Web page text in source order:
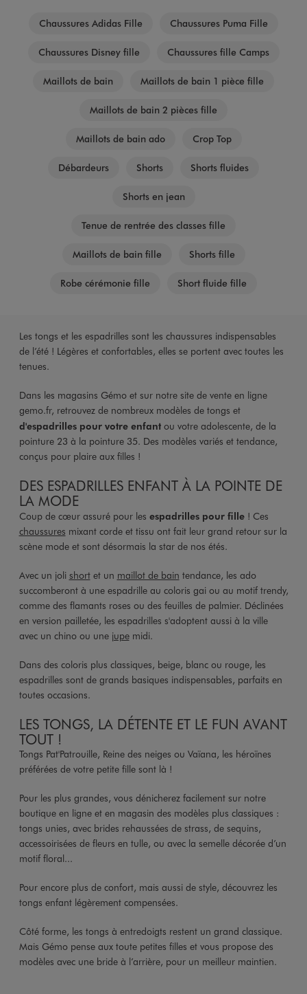
Chaussures Adidas Fille Chaussures Puma Fille
Chaussures Disney fille Chaussures fille Camps
Maillots de bain Maillots de bain 1 pièce fille
Maillots de bain 2 pièces fille
Maillots de bain ado Crop Top
Débardeurs Shorts Shorts fluides
Shorts en jean
Tenue de rentrée des classes fille
Maillots de bain fille Shorts fille
Robe cérémonie fille Short fluide fille
Les tongs et les espadrilles sont les chaussures indispensables
de l’été ! Légères et confortables, elles se portent avec toutes les
tenues.
Dans les magasins Gémo et sur notre site de vente en ligne
gemo.fr, retrouvez de nombreux modèles de tongs et
d'espadrilles pour votre enfantou votre adolescente, de la
pointure 23 à la pointure 35. Des modèles variés et tendance,
conçus pour plaire aux filles !
DES ESPADRILLES ENFANT À LA POINTE DE
LA MODE
Coup de cœur assuré pour les espadrilles pour fille! Ces
chaussures mixant corde et tissu ont fait leur grand retour sur la
scène mode et sont désormais la star de nos étés.
Avec un joli shortet un maillot de bain tendance, les ado
succomberont à une espadrille au coloris gai ou au motif trendy,
comme des flamants roses ou des feuilles de palmier. Déclinées
en version pailletée, les espadrilles s'adoptent aussi à la ville
avec un chino ou une jupemidi.
Dans des coloris plus classiques, beige, blanc ou rouge, les
espadrilles sont de grands basiques indispensables, parfaits en
toutes occasions.
LES TONGS, LA DÉTENTE ET LE FUN AVANT
TOUT !
Tongs Pat'Patrouille, Reine des neiges ou Vaïana, les héroïnes
préférées de votre petite fille sont là !
Pour les plus grandes, vous dénicherez facilement sur notre
boutique en ligne et en magasin des modèles plus classiques :
tongs unies, avec brides rehaussées de strass, de sequins,
accessoirisées de fleurs en tulle, ou avec la semelle décorée d’un
motif floral...
Pour encore plus de confort, mais aussi de style, découvrez les
tongs enfant légèrement compensées.
Côté forme, les tongs à entredoigts restent un grand classique.
Mais Gémo pense aux toute petites filles et vous propose des
modèles avec une bride à l’arrière, pour un meilleur maintien.